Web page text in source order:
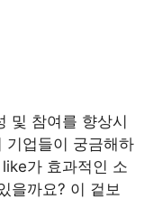
및 참여를 향상시
기업들이 궁금해하
가 효과적인 소
을까요? 이 겉보